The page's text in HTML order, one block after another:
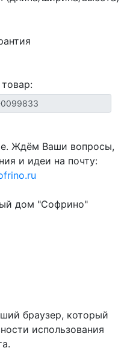
Ждём Ваши вопросы,
и идеи на почту:
дом "Софрино"
браузер, который
использования